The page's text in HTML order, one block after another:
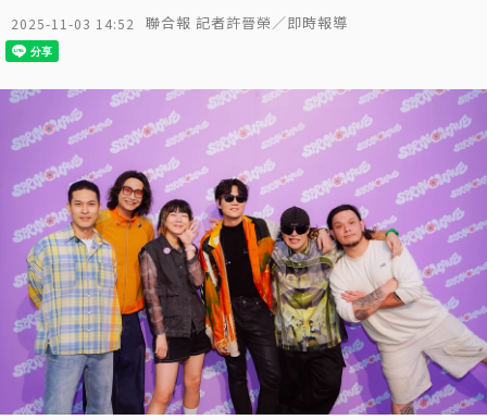
2025-11-03 14:52 聯合報 記者許晉榮／即時報導